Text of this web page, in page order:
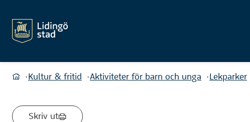
Du är här:
Hem
Kultur & fritid Aktiviteter för barn och unga Lekparker
Skriv ut